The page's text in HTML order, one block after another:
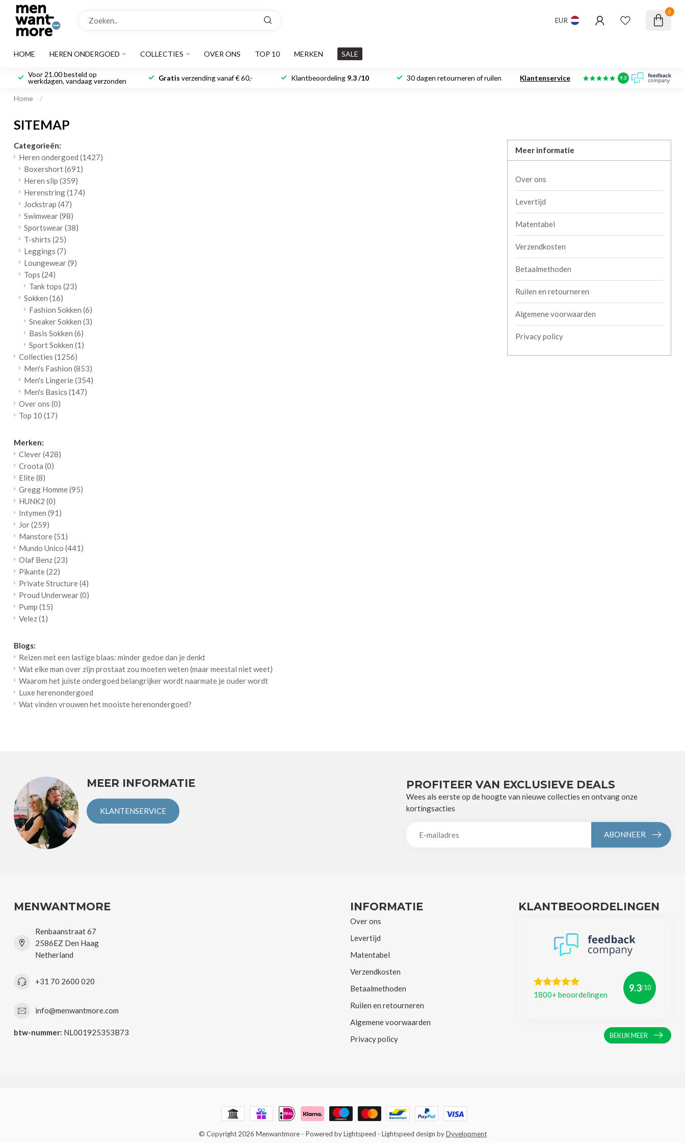
EUR
0
HOME HEREN ONDERGOED COLLECTIES OVER ONS TOP 10 MERKEN SALE
Voor 21.00 besteld op
werkdagen, vandaag verzonden Gratis verzending vanaf € 60,- Klantbeoordeling 9.3 /10 30 dagen retourneren of ruilen Klantenservice 9.3
Home /
SITEMAP
Categorieën:
Heren ondergoed (1427)
Boxershort(691)
Heren slip (359)
Herenstring(174)
Jockstrap (47)
Swimwear(98)
Sportswear(38)
T-shirts (25)
Leggings (7)
Loungewear(9)
Tops (24)
Tank tops (23)
Sokken (16)
Fashion Sokken (6)
Sneaker Sokken (3)
Basis Sokken (6)
Sport Sokken (1)
Collecties (1256)
Men's Fashion (853)
Men's Lingerie(354)
Men's Basics (147)
Over ons (0)
Top 10 (17)
Merken:
Clever(428)
Croota (0)
Elite(8)
Gregg Homme(95)
HUNK2 (0)
Intymen (91)
Jor(259)
Manstore(51)
Mundo Unico (441)
Olaf Benz(23)
Pikante(22)
Private Structure(4)
Proud Underwear(0)
Pump (15)
Velez(1)
Blogs:
Reizen met een lastige blaas: minder gedoe dan je denkt
Wat elke man over zijn prostaat zou moeten weten (maar meestal niet weet)
Waarom het juiste ondergoed belangrijker wordt naarmate je ouder wordt
Luxe herenondergoed
Wat vinden vrouwen het mooiste herenondergoed?
Meer informatie
Over ons
Levertijd
Matentabel
Verzendkosten
Betaalmethoden
Ruilen en retourneren
Algemene voorwaarden
Privacy policy
MEER INFORMATIE
KLANTENSERVICE
PROFITEER VAN EXCLUSIEVE DEALS
Wees als eerste op de hoogte van nieuwe collecties en ontvang onze
kortingsacties
ABONNEER
MENWANTMORE
Renbaanstraat 67
2586EZ Den Haag
Netherland
+31 70 2600 020
info@menwantmore.com
btw-nummer: NL001925353B73
INFORMATIE
Over ons
Levertijd
Matentabel
Verzendkosten
Betaalmethoden
Ruilen en retourneren
Algemene voorwaarden
Privacy policy
KLANTBEOORDELINGEN
1800+ beoordelingen
9.3/10
BEKIJK MEER
© Copyright 2026 Menwantmore- Powered byLightspeed - Lightspeed design byDyvelopment